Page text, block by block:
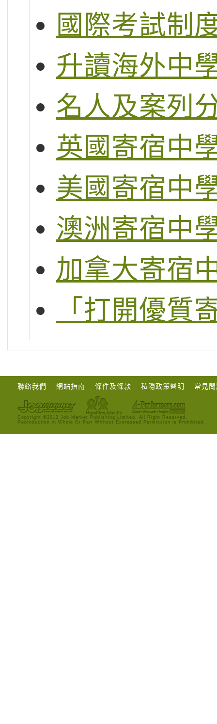
國際考試制
升讀海外中
名人及案列
英國寄宿中
美國寄宿中
澳洲寄宿中
加拿大寄宿
「打開優質
聯絡我們 網站指南 條件及條款 私隱政策聲明 常見
Copyright ©2013 Job Market Publishing Limited. All Right Reserved.
Reproduction in Whole Or Part Without Expressed Permission is Prohibited.